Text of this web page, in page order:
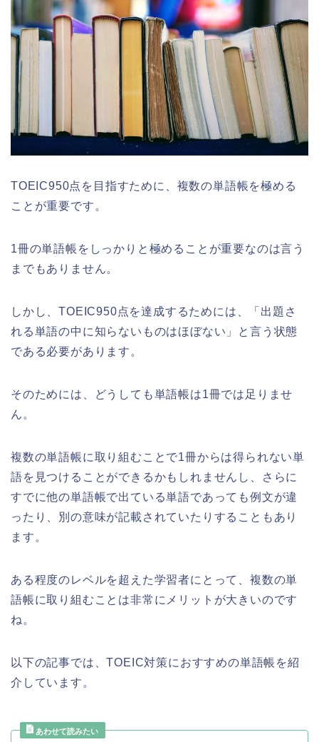
TOEIC950点を目指すために、複数の単語帳を極める
ことが重要です。
1冊の単語帳をしっかりと極めることが重要なのは言う
までもありません。
しかし、TOEIC950点を達成するためには、「出題さ
れる単語の中に知らないものはほぼない」と言う状態
である必要があります。
そのためには、どうしても単語帳は1冊では足りませ
ん。
複数の単語帳に取り組むことで1冊からは得られない単
語を見つけることができるかもしれませんし、さらに
すでに他の単語帳で出ている単語であっても例文が違
ったり、別の意味が記載されていたりすることもあり
ます。
ある程度のレベルを超えた学習者にとって、複数の単
語帳に取り組むことは非常にメリットが大きいのです
ね。
以下の記事では、TOEIC対策におすすめの単語帳を紹
介しています。